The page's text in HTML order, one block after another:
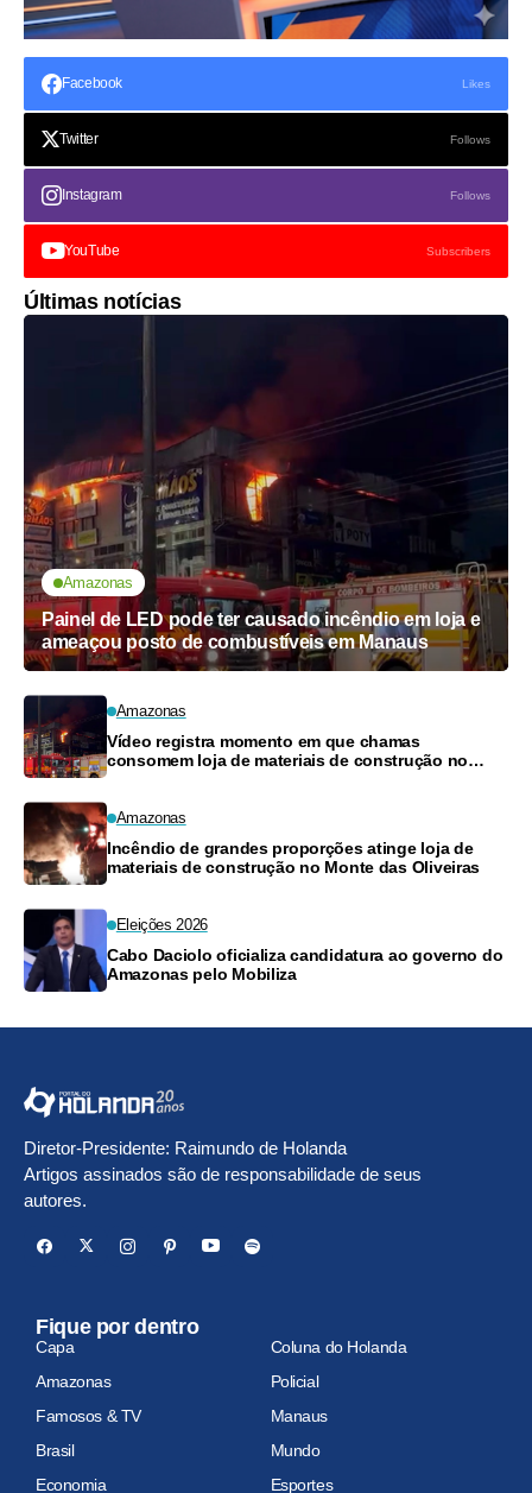
Facebook Likes
Twitter Follows
Instagram Follows
YouTube Subscribers
Últimas notícias
Amazonas
Painel de LED pode ter causado incêndio em loja e
ameaçou posto de combustíveis em Manaus
Amazonas
Vídeo registra momento em que chamas
consomem loja de materiais de construção no
Amazonas
Incêndio de grandes proporções atinge loja de
materiais de construção no Monte das Oliveiras
Eleições 2026
Cabo Daciolo oficializa candidatura ao governo do
Amazonas pelo Mobiliza
Diretor-Presidente: Raimundo de Holanda
Artigos assinados são de responsabilidade de seus
autores.
Fique por dentro
Capa
Coluna do Holanda
Amazonas
Policial
Famosos & TV
Manaus
Brasil
Mundo
Economia
Esportes